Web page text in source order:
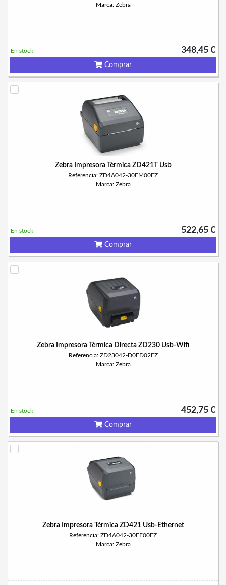
Marca: Zebra
348,45 €
En stock
Comprar
Zebra Impresora Térmica ZD421T Usb
Referencia: ZD4A042-30EM00EZ
Marca: Zebra
522,65 €
En stock
Comprar
Zebra Impresora Térmica Directa ZD230 Usb-Wifi
Referencia: ZD23042-D0ED02EZ
Marca: Zebra
452,75 €
En stock
Comprar
Zebra Impresora Térmica ZD421 Usb-Ethernet
Referencia: ZD4A042-30EE00EZ
Marca: Zebra